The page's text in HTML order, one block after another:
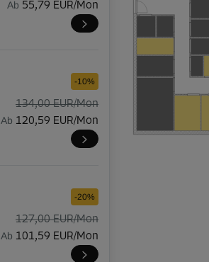
Ab 55,79 EUR/Mon
-10%
134,00 EUR/Mon
Ab 120,59 EUR/Mon
-20%
127,00 EUR/Mon
Ab 101,59 EUR/Mon